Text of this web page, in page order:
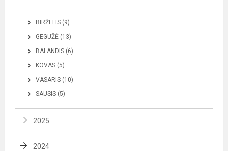
BIRŽELIS (9)
GEGUŽĖ (13)
BALANDIS (6)
KOVAS (5)
VASARIS (10)
SAUSIS (5)
2025
2024